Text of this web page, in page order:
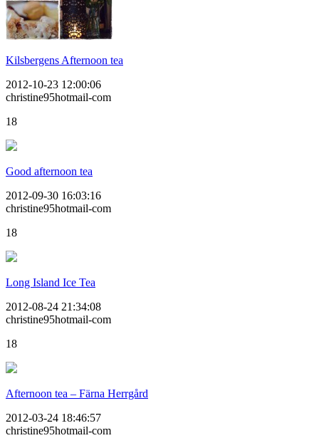
Kilsbergens Afternoon tea
2012-10-23 12:00:06
christine95hotmail-com
18
Good afternoon tea
2012-09-30 16:03:16
christine95hotmail-com
18
Long Island Ice Tea
2012-08-24 21:34:08
christine95hotmail-com
18
Afternoon tea – Färna Herrgård
2012-03-24 18:46:57
christine95hotmail-com